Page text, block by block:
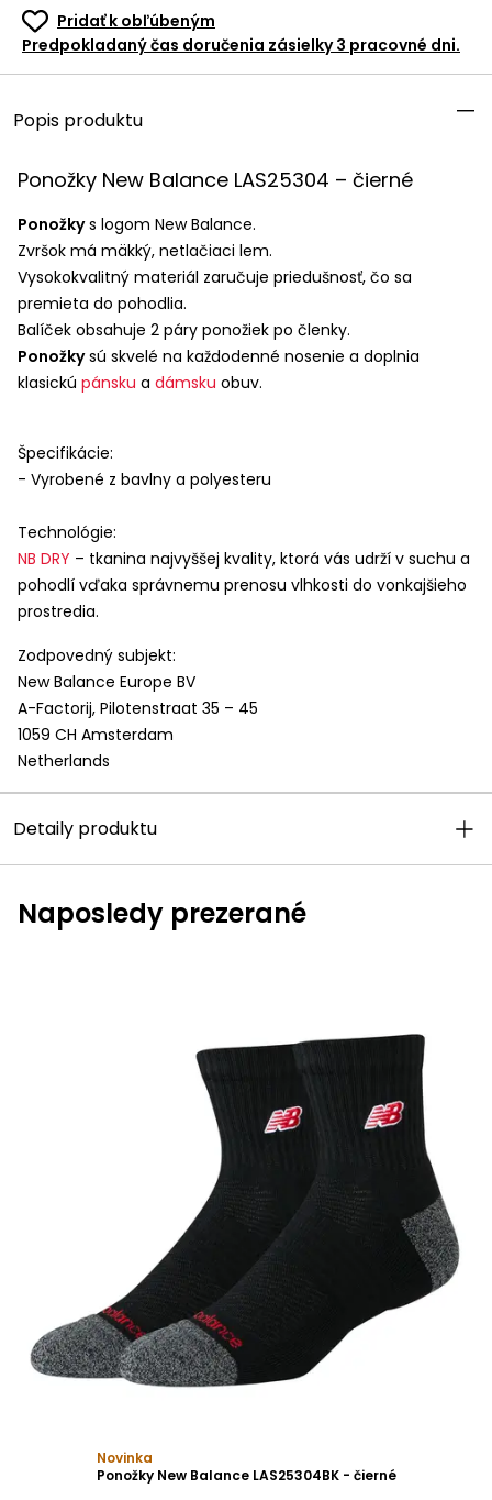
Pridať k obľúbeným
Predpokladaný čas doručenia zásielky 3 pracovné dni.
Popis produktu
Ponožky New Balance LAS25304 – čierné
Ponožkys logom New Balance.
Zvršok má mäkký, netlačiaci lem.
Vysokokvalitný materiál zaručuje priedušnosť, čo sa
premieta do pohodlia.
Balíček obsahuje 2 páry ponožiek po členky.
Ponožkysú skvelé na každodenné nosenie a doplnia
klasickú pánsku a dámsku obuv.
Špecifikácie:
- Vyrobené z bavlny a polyesteru
Technológie:
NB DRY – tkanina najvyššej kvality, ktorá vás udrží v suchu a
pohodlí vďaka správnemu prenosu vlhkosti do vonkajšieho
prostredia.
Zodpovedný subjekt:
New Balance Europe BV
A-Factorij, Pilotenstraat 35 – 45
1059 CH Amsterdam
Netherlands
Detaily produktu
Naposledy prezerané
Novinka
Ponožky New Balance LAS25304BK - čierné